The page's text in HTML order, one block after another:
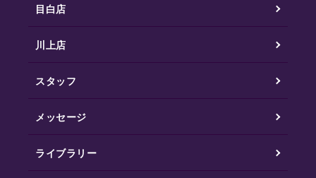
目白店
川上店
スタッフ
メッセージ
ライブラリー